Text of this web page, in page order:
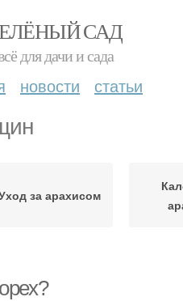
САД
для дачи и сада
новости статьи
за арахисом